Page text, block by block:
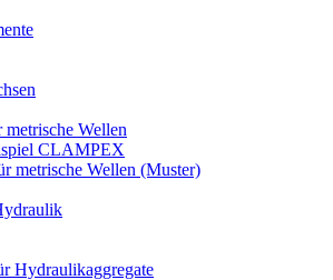
metrische Wellen
CLAMPEX
Hydraulikaggregate